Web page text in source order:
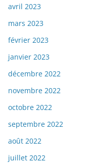
avril 2023
mars 2023
février 2023
janvier 2023
décembre 2022
novembre 2022
octobre 2022
septembre 2022
août 2022
juillet 2022